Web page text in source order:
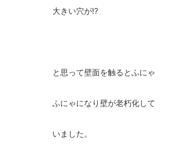
大きい穴が⁉︎
と思って壁面を触るとふにゃ
ふにゃになり壁が老朽化して
いました。